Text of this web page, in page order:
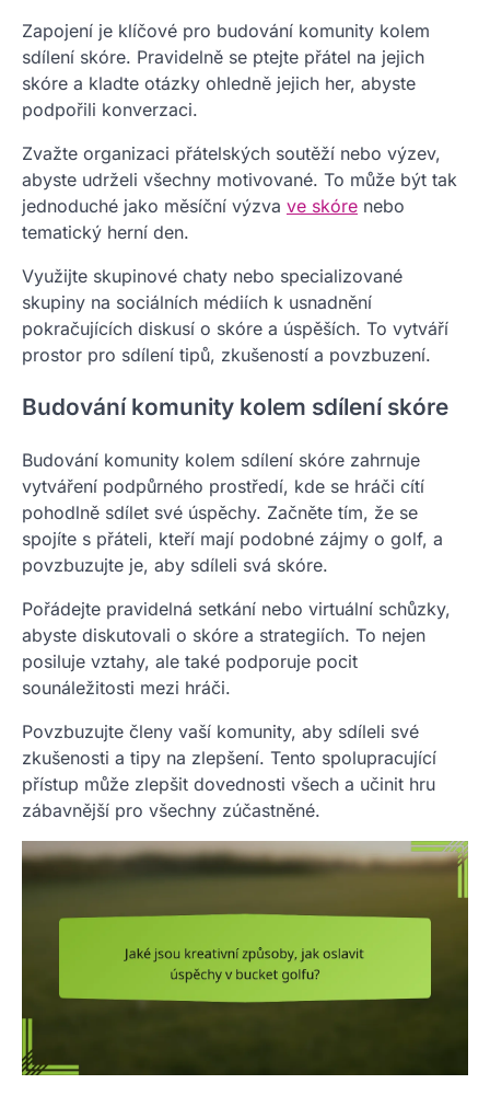
Zapojení je klíčové pro budování komunity kolem
sdílení skóre. Pravidelně se ptejte přátel na jejich
skóre a kladte otázky ohledně jejich her, abyste
podpořili konverzaci.
Zvažte organizaci přátelských soutěží nebo výzev,
abyste udrželi všechny motivované. To může být tak
jednoduché jako měsíční výzva ve skóre nebo
tematický herní den.
Využijte skupinové chaty nebo specializované
skupiny na sociálních médiích k usnadnění
pokračujících diskusí o skóre a úspěších. To vytváří
prostor pro sdílení tipů, zkušeností a povzbuzení.
Budování komunity kolem sdílení skóre
Budování komunity kolem sdílení skóre zahrnuje
vytváření podpůrného prostředí, kde se hráči cítí
pohodlně sdílet své úspěchy. Začněte tím, že se
spojíte s přáteli, kteří mají podobné zájmy o golf, a
povzbuzujte je, aby sdíleli svá skóre.
Pořádejte pravidelná setkání nebo virtuální schůzky,
abyste diskutovali o skóre a strategiích. To nejen
posiluje vztahy, ale také podporuje pocit
sounáležitosti mezi hráči.
Povzbuzujte členy vaší komunity, aby sdíleli své
zkušenosti a tipy na zlepšení. Tento spolupracující
přístup může zlepšit dovednosti všech a učinit hru
zábavnější pro všechny zúčastněné.